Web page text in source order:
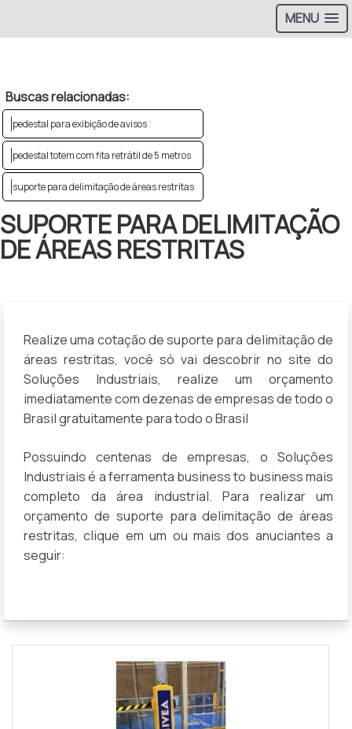
MENU
Buscas relacionadas:
pedestal para exibição de avisos
pedestal totem com fita retrátil de 5 metros
suporte para delimitação de áreas restritas
SUPORTE PARA DELIMITAÇÃO
DE ÁREAS RESTRITAS
Realize uma cotação de suporte para delimitação de
áreas restritas, você só vai descobrir no site do
Soluções Industriais, realize um orçamento
imediatamente com dezenas de empresas de todo o
Brasil gratuitamente para todo o Brasil
Possuindo centenas de empresas, o Soluções
Industriais é a ferramenta business to business mais
completo da área industrial. Para realizar um
orçamento de suporte para delimitação de áreas
restritas, clique em um ou mais dos anuciantes a
seguir: